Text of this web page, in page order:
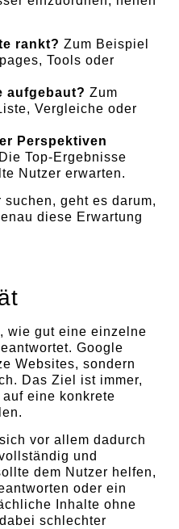
rankt? Zum Beispiel
Tools oder
aufgebaut? Zum
Vergleiche oder
Perspektiven
Die Top-Ergebnisse
Nutzer erwarten.
geht es darum,
diese Erwartung
wie gut eine einzelne
Google
Websites, sondern
Das Ziel ist immer,
eine konkrete
vor allem dadurch
und
dem Nutzer helfen,
oder ein
Inhalte ohne
schlechter